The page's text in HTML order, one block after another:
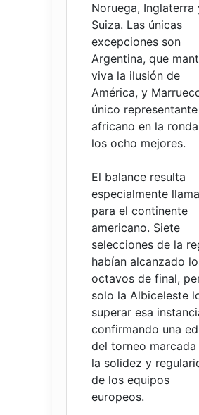
Noruega, Inglaterra
Suiza. Las únicas
excepciones son
Argentina, que
viva la ilusión de
América, y
único representante
africano en la
los ocho mejores.
El balance resulta
especialmente
para el continente
americano. Siete
selecciones de la
habían alcanzado
octavos de final,
solo la Albiceleste
superar esa
confirmando una
del torneo
la solidez y
de los equipos
europeos.